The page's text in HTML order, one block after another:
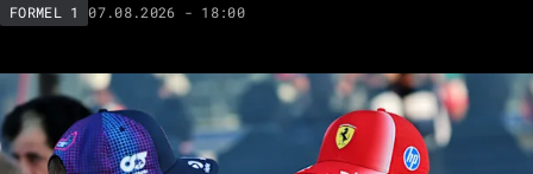
FORMEL 1 07.08.2026 - 18:00